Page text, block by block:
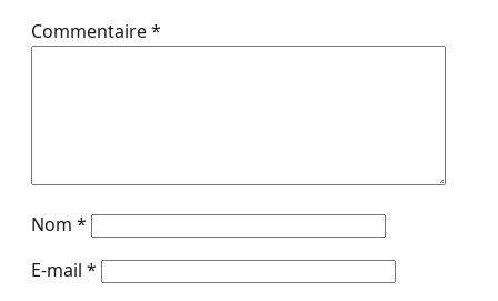
Commentaire*
Nom *
E-mail *